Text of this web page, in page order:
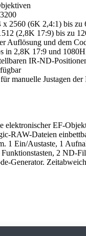
2560 (6K 2,4:1) bis
(2,8K 17:9) bis zu
Auflösung und dem
in 2,8K 17:9 und
IR-ND-
manuelle Justagen
elektronischer EF-
RAW-Dateien
1 Ein/Austaste, 1
2 ND-
Generator.